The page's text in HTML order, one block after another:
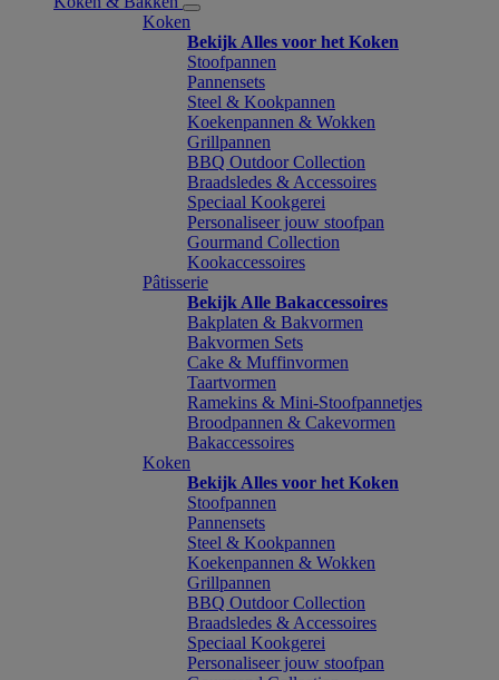
Koken
Bekijk Alles voor het Koken
Stoofpannen
Pannensets
Steel & Kookpannen
Koekenpannen & Wokken
Grillpannen
BBQ Outdoor Collection
Braadsledes & Accessoires
Speciaal Kookgerei
Personaliseer jouw stoofpan
Gourmand Collection
Kookaccessoires
Pâtisserie
Bekijk Alle Bakaccessoires
Bakplaten & Bakvormen
Bakvormen Sets
Cake & Muffinvormen
Taartvormen
Ramekins & Mini-Stoofpannetjes
Broodpannen & Cakevormen
Bakaccessoires
Koken
Bekijk Alles voor het Koken
Stoofpannen
Pannensets
Steel & Kookpannen
Koekenpannen & Wokken
Grillpannen
BBQ Outdoor Collection
Braadsledes & Accessoires
Speciaal Kookgerei
Personaliseer jouw stoofpan